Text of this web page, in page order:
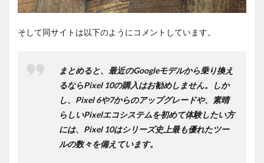
そして同サイトは以下のようにコメントしています。
まとめると、最近のGoogleモデルから乗り換え
るならPixel 10の購入はお勧めしません。しか
し、Pixel 6や7からのアップグレードや、素晴
らしいPixelエコシステムを初めて体験したい方
には、Pixel 10はシリーズ史上最も優れたツー
ルの数々を備えています。